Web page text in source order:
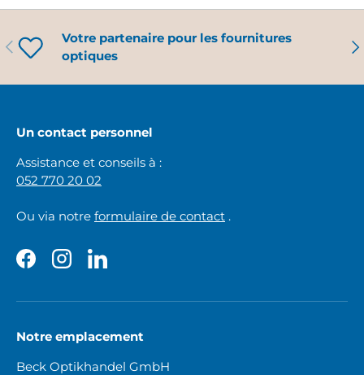
PRÉCÉDENTVotre partenaire pour les fournitures
optiques
Un contact personnel
Assistance et conseils à :
052 770 20 02
Ou via notre formulaire de contact .
FacebookInstagramLinkedIn
Notre emplacement
Beck Optikhandel GmbH